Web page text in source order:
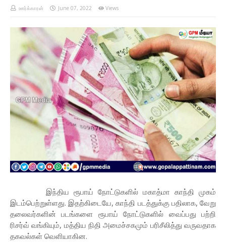
ஊர்க்காரன் June 07, 2022 Views
இந்திய ரூபாய் நோட்டுகளில் மகாத்மா காந்தி முகம்
இடம்பெற்றுள்ளது. இதற்கிடையே, காந்தி படத்துக்கு பதிலாக, வேறு
தலைவர்களின் படங்களை ரூபாய் நோட்டுகளில் வைப்பது பற்றி
ரிசர்வ் வங்கியும், மத்திய நிதி அமைச்சகமும் பரிசீலித்து வருவதாக
தகவல்கள் வெளியாகின.